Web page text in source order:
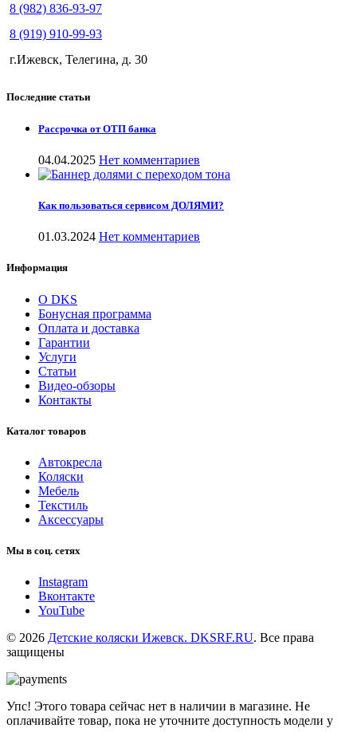
8 (982) 836-93-97
8 (919) 910-99-93
г.Ижевск, Телегина, д. 30
Последние статьи
Рассрочка от ОТП банка
04.04.2025 Нет комментариев
Как пользоваться сервисом ДОЛЯМИ?
01.03.2024 Нет комментариев
Информация
О DKS
Бонусная программа
Оплата и доставка
Гарантии
Услуги
Статьи
Видео-обзоры
Контакты
Каталог товаров
Автокресла
Коляски
Мебель
Текстиль
Аксессуары
Мы в соц. сетях
Instagram
Вконтакте
YouTube
© 2026 Детские коляски Ижевск. DKSRF.RU. Все права
защищены
Упс! Этого товара сейчас нет в наличии в магазине. Не
оплачивайте товар, пока не уточните доступность модели у